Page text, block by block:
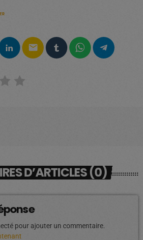
email
D’ARTICLES (0)
pour ajouter un commentaire.